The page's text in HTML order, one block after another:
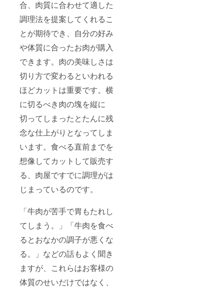
合、肉質に合わせて適した
調理法を提案してくれるこ
とが期待でき、自分の好み
や体質に合ったお肉が購入
できます。肉の美味しさは
切り方で変わるといわれる
ほどカットは重要です。横
に切るべき肉の塊を縦に
切ってしまったとたんに残
念な仕上がりとなってしま
います。食べる直前までを
想像してカットして販売す
る、肉屋ですでに調理がは
じまっているのです。
「牛肉が苦手で胃もたれし
てしまう。」「牛肉を食べ
るとおなかの調子が悪くな
る。」などの話もよく聞き
ますが、これらはお客様の
体質のせいだけではなく、